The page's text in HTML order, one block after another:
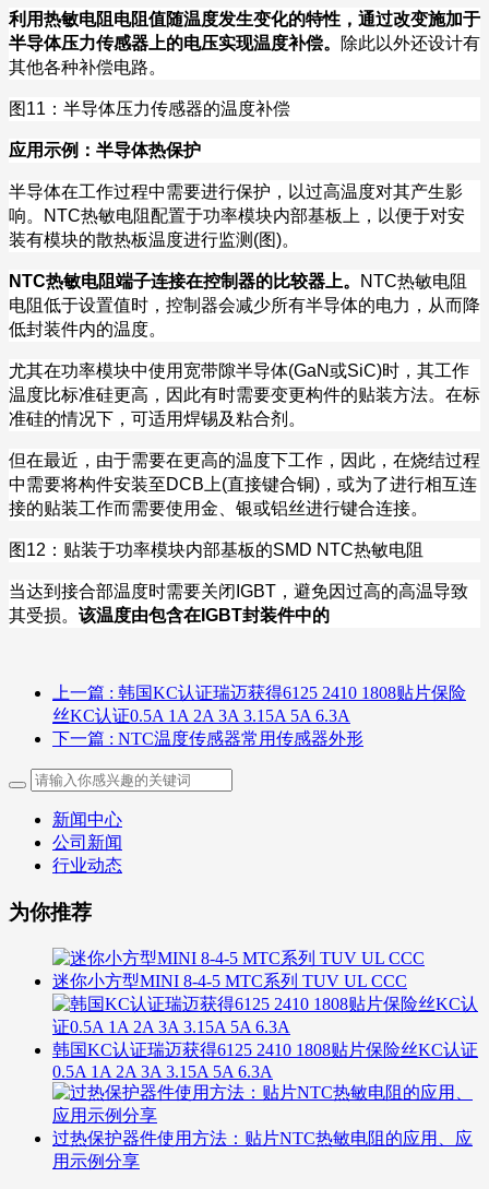
利用热敏电阻电阻值随温度发生变化的特性，通过改变施加于
半导体压力传感器上的电压实现温度补偿。
除此以外还设计有
其他各种补偿电路。
图11 ：半导体压力传感器的温度补偿
应用示例：半导体热保护
半导体在工作过程中需要进行保护，以过高温度对其产生影
响。
NTC热敏电阻配置于功率模块内部基板上，以便于对安
装有模块的散热板温度进行监测 (图)。
NTC热敏电阻端子连接在控制器的比较器上。 NTC热敏电阻
电阻低于设置值时，控制器会减少所有半导体的电力，从而降
低封装件内的温度。
尤其在功率模块中使用宽带隙半导体(GaN或SiC)时，其工作
温度比标准硅更高，因此有时需要变更构件的贴装方法。在标
准硅的情况下，可适用焊锡及粘合剂。
但在最近，由于需要在更高的温度下工作，因此，在烧结过程
中需要将构件安装至DCB 上(直接键合铜) ，或为了进行相互连
接的贴装工作而需要使用金、银或铝丝进行键合连接。
图12 ：贴装于功率模块内部基板的SMD NTC热敏电阻
当达到接合部温度时需要关闭 IGBT ，避免因过高的高温导致
其受损。 该温度由包含在 IGBT封装件中的
上一篇 : 韩国KC认证瑞迈获得6125 2410 1808贴片保险
丝KC认证0.5A 1A 2A 3A 3.15A 5A 6.3A
下一篇 : NTC温度传感器常用传感器外形
新闻中心
公司新闻
行业动态
为你推荐
迷你小方型MINI 8-4-5 MTC系列 TUV UL CCC
韩国KC认证瑞迈获得6125 2410 1808贴片保险丝KC认证
0.5A 1A 2A 3A 3.15A 5A 6.3A
过热保护器件使用方法：贴片NTC热敏电阻的应用、应
用示例分享